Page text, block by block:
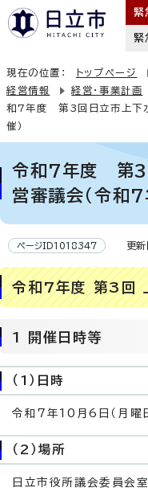
緊
緊
現在の位置： トップページ
経営情報
経営・事業計画
和7年度 第3回日立市上下
催）
令和7年度 第3
営審議会（令和
ページID1018347 更新
令和7年度 第3回
1 開催日時等
（1）日時
令和7年10月6日（月曜
（2）場所
日立市役所議会委員会